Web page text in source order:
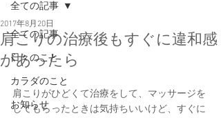
全ての記事
日々のこと
カラダのこと
お知らせ
全ての記事
肩こりの治療後もすぐに違和感
があったら
2017年8月20日
肩こりがひどくて治療をして、マッサージを
してもらったときは気持ちいいけど、すぐに